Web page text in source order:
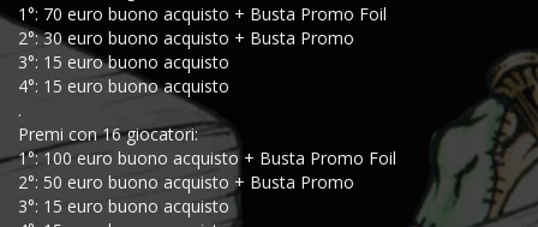
1°: 70 euro buono acquisto + Busta Promo Foil
2°: 30 euro buono acquisto + Busta Promo
3°: 15 euro buono acquisto
4°: 15 euro buono acquisto
.
Premi con 16 giocatori:
1°: 100 euro buono acquisto + Busta Promo Foil
2°: 50 euro buono acquisto + Busta Promo
3°: 15 euro buono acquisto